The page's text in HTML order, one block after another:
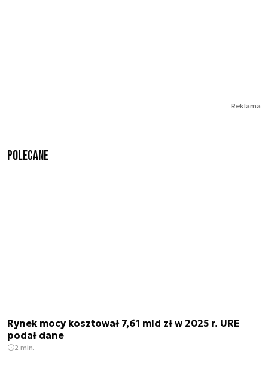
Reklama
Polecane
Rynek mocy kosztował 7,61 mld zł w 2025 r. URE
podał dane
2 min.